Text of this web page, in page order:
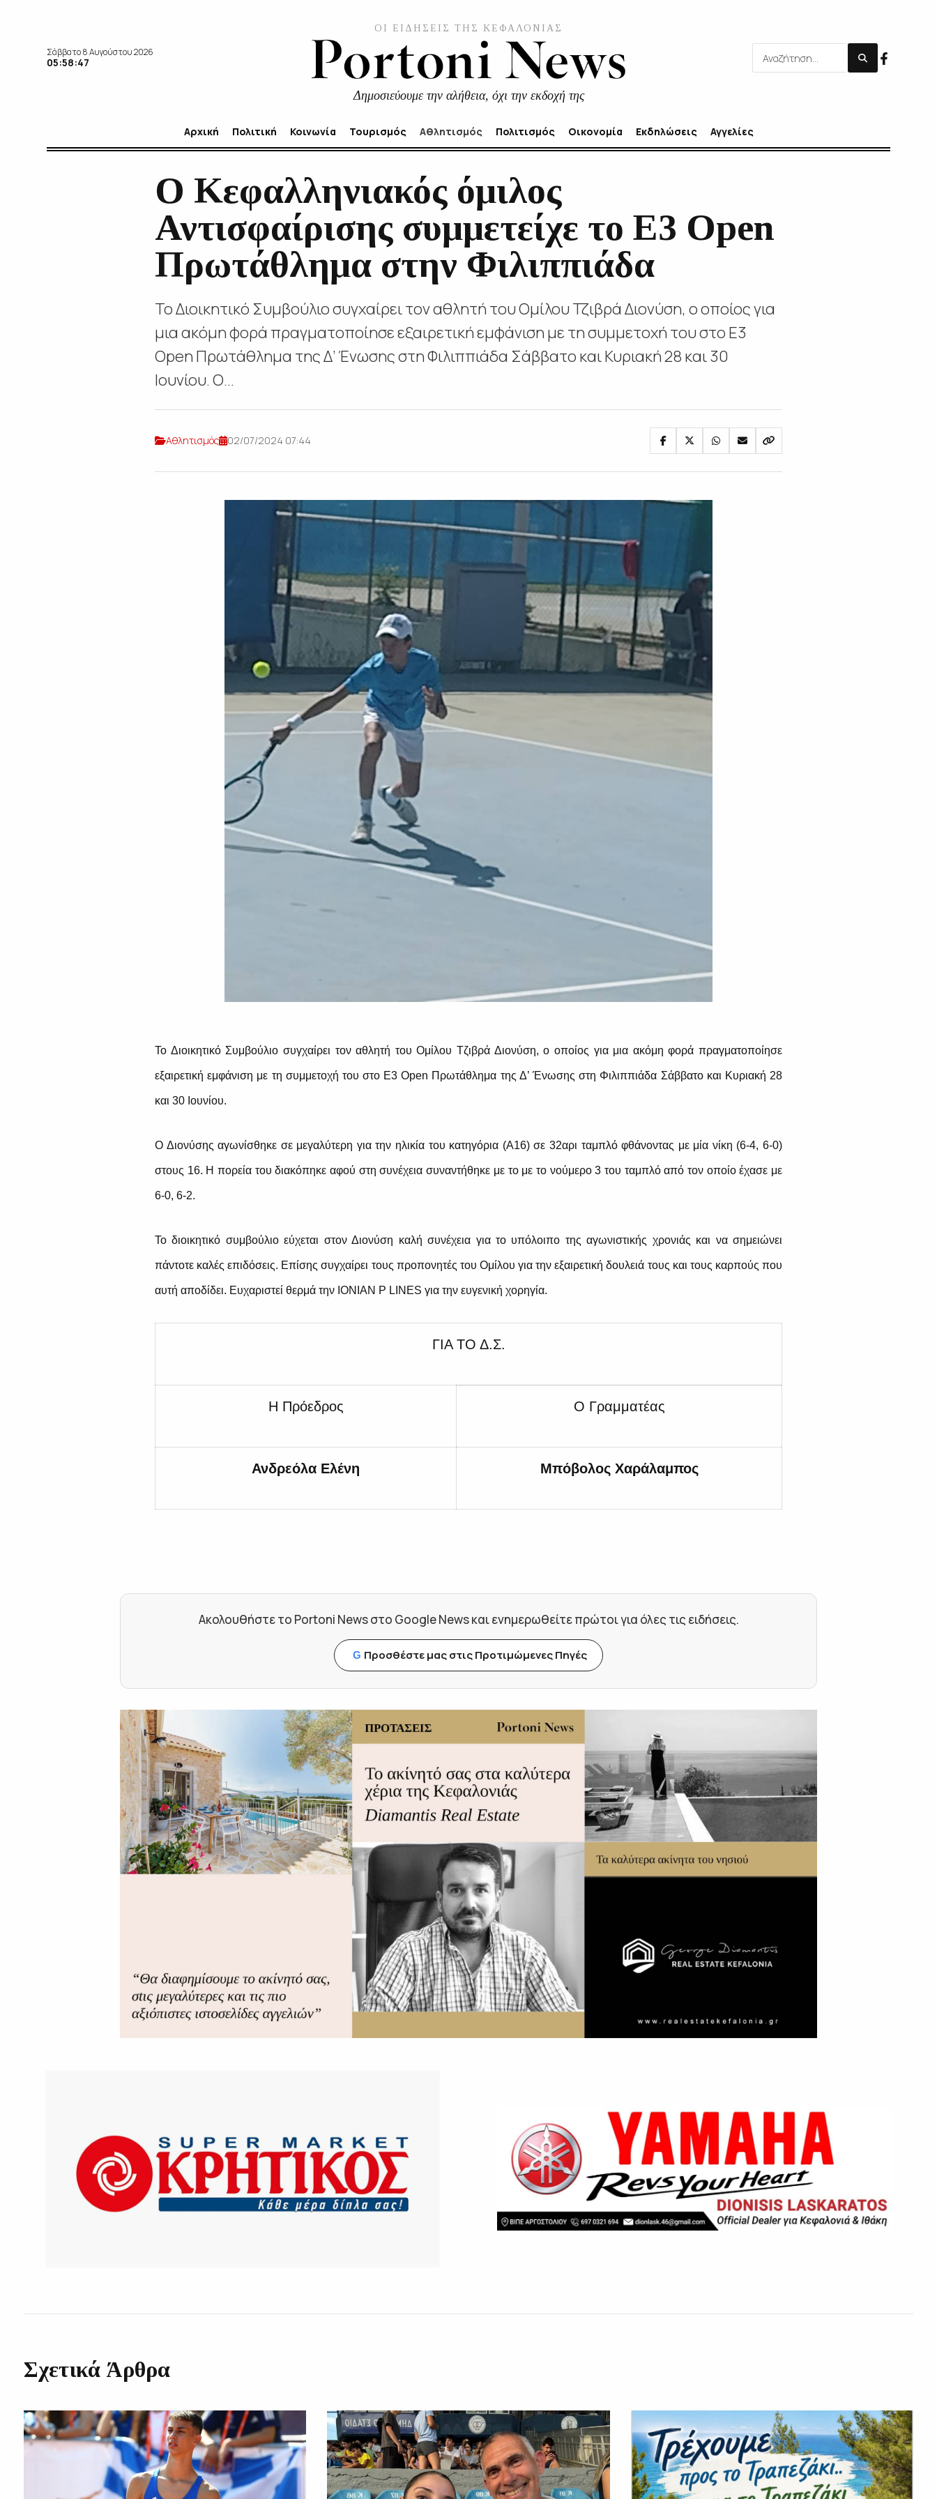
Σάββατο 8 Αυγούστου 2026
05:58:48
ΟΙ ΕΙΔΗΣΕΙΣ ΤΗΣ ΚΕΦΑΛΟΝΙΑΣ
Δημοσιεύουμε την αλήθεια, όχι την εκδοχή της
Αρχική Πολιτική Κοινωνία Τουρισμός Αθλητισμός Πολιτισμός Οικονομία Εκδηλώσεις Αγγελίες
Ο Κεφαλληνιακός όμιλος
Αντισφαίρισης συμμετείχε το Ε3 Open
Πρωτάθλημα στην Φιλιππιάδα
Το Διοικητικό Συμβούλιο συγχαίρει τον αθλητή του Ομίλου Τζιβρά Διονύση, ο οποίος για
μια ακόμη φορά πραγματοποίησε εξαιρετική εμφάνιση με τη συμμετοχή του στο Ε3
Open Πρωτάθλημα της Δ’ Ένωσης στη Φιλιππιάδα Σάββατο και Κυριακή 28 και 30
Ιουνίου. Ο...
Αθλητισμός 02/07/2024 07:44
Το Διοικητικό Συμβούλιο συγχαίρει τον αθλητή του Ομίλου Τζιβρά Διονύση, ο οποίος για μια ακόμη φορά πραγματοποίησε
εξαιρετική εμφάνιση με τη συμμετοχή του στο Ε3 Open Πρωτάθλημα της Δ’ Ένωσης στη Φιλιππιάδα Σάββατο και Κυριακή 28
και 30 Ιουνίου.
Ο Διονύσης αγωνίσθηκε σε μεγαλύτερη για την ηλικία του κατηγόρια (Α16) σε 32αρι ταμπλό φθάνοντας με μία νίκη (6-4, 6-0)
στους 16. Η πορεία του διακόπηκε αφού στη συνέχεια συναντήθηκε με το με το νούμερο 3 του ταμπλό από τον οποίο έχασε με
6-0, 6-2.
Το διοικητικό συμβούλιο εύχεται στον Διονύση καλή συνέχεια για το υπόλοιπο της αγωνιστικής χρονιάς και να σημειώνει
πάντοτε καλές επιδόσεις. Επίσης συγχαίρει τους προπονητές του Ομίλου για την εξαιρετική δουλειά τους και τους καρπούς που
αυτή αποδίδει. Ευχαριστεί θερμά την IONIAN P LINES για την ευγενική χορηγία.
ΓΙΑ ΤΟ Δ.Σ.
Η Πρόεδρος Ο Γραμματέας
Ανδρεόλα Ελένη Μπόβολος Χαράλαμπος
Ακολουθήστε το Portoni News στο Google News και ενημερωθείτε πρώτοι για όλες τις ειδήσεις.
G Προσθέστε μας στις Προτιμώμενες Πηγές
Σχετικά Άρθρα